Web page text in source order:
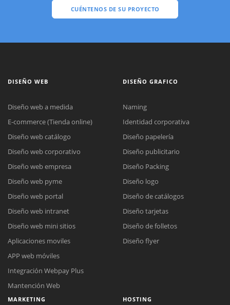
CUÉNTENOS DE SU PROYECTO
DISEÑO WEB
Diseño web a medida
E-commerce (Tienda online)
Diseño web catálogo
Diseño web corporativo
Diseño web empresa
Diseño web pyme
Diseño web portal
Diseño web intranet
Diseño web mini sitios
Aplicaciones moviles
APP web móviles
Integración Webpay Plus
Mantención Web
DISEÑO GRAFICO
Naming
Identidad corporativa
Diseño papelería
Diseño publicitario
Diseño Packing
Diseño logo
Diseño de catálogos
Diseño tarjetas
Diseño de folletos
Diseño flyer
MARKETING HOSTING